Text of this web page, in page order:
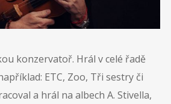
Lipno
konzervatoř. Hrál v celé řadě
ETC, Zoo, Tři sestry či
a hrál na albech A. Stivella,